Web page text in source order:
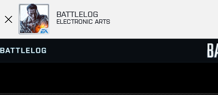
BATTLELOG
ELECTRONIC ARTS